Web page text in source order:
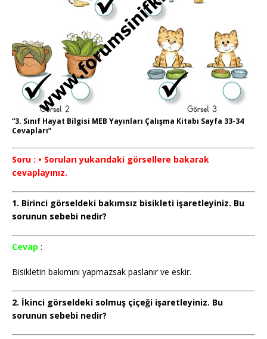
“3. Sınıf Hayat Bilgisi MEB Yayınları Çalışma Kitabı Sayfa 33-34
Cevapları”
Soru : • Soruları yukarıdaki görsellere bakarak
cevaplayınız.
1. Birinci görseldeki bakımsız bisikleti işaretleyiniz. Bu
sorunun sebebi nedir?
Cevap :
Bisikletin bakımını yapmazsak paslanır ve eskir.
2. İkinci görseldeki solmuş çiçeği işaretleyiniz. Bu
sorunun sebebi nedir?